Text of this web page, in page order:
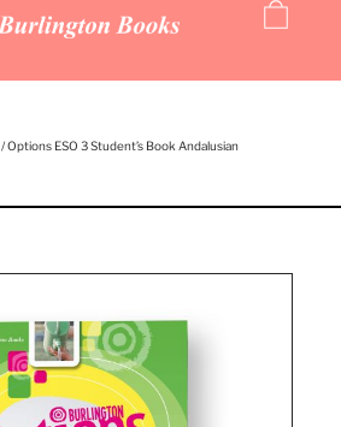
/ Options ESO 3 Student’s Book Andalusian